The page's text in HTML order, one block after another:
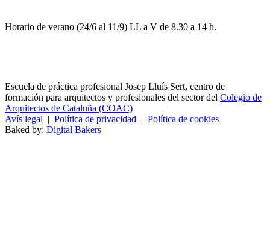
Horario de verano (24/6 al 11/9) LL a V de 8.30 a 14 h.
Escuela de práctica profesional Josep Lluís Sert, centro de
formación para arquitectos y profesionales del sector del Colegio de
Arquitectos de Cataluña (COAC)
Avís legal | Política de privacidad | Política de cookies
Baked by: Digital Bakers